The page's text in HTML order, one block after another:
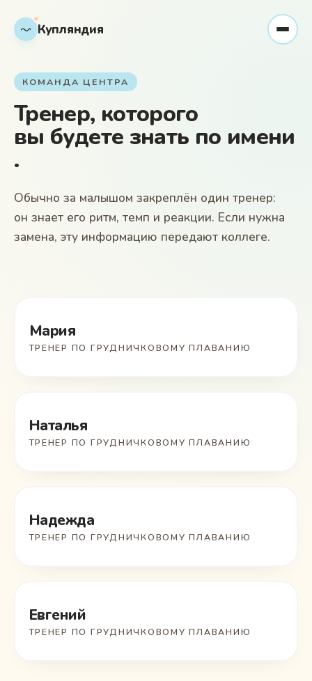
Купляндия
КОМАНДА ЦЕНТРА
Тренер, которого
вы будете знать по имени
.
Обычно за малышом закреплён один тренер:
он знает его ритм, темп и реакции. Если нужна
замена, эту информацию передают коллеге.
Мария
ТРЕНЕР ПО ГРУДНИЧКОВОМУ ПЛАВАНИЮ
Наталья
ТРЕНЕР ПО ГРУДНИЧКОВОМУ ПЛАВАНИЮ
Надежда
ТРЕНЕР ПО ГРУДНИЧКОВОМУ ПЛАВАНИЮ
Евгений
ТРЕНЕР ПО ГРУДНИЧКОВОМУ ПЛАВАНИЮ